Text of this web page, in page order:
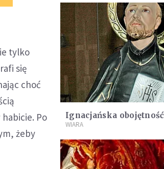
tylko
się
choć
Po
żeby
Ignacjańska obojętność
WIARA